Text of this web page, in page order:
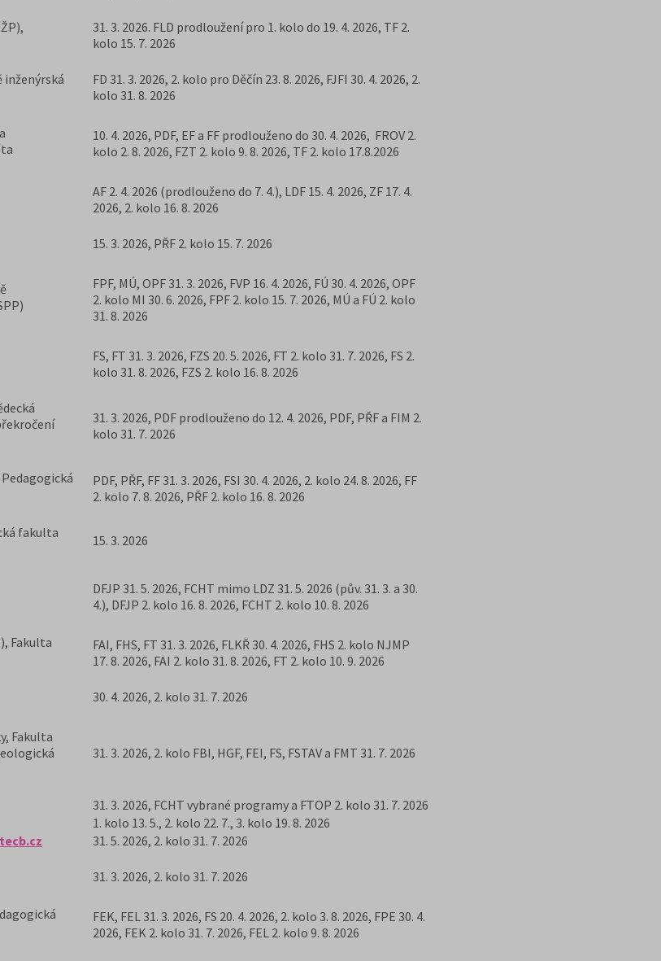
31. 3. 2026. FLD prodloužení pro 1. kolo do 19. 4. 2026, TF 2.
kolo 15. 7. 2026
inženýrská
FD 31. 3. 2026, 2. kolo pro Děčín 23. 8. 2026, FJFI 30. 4. 2026, 2.
kolo 31. 8. 2026
10. 4. 2026, PDF, EF a FF prodlouženo do 30. 4. 2026, FROV 2.
kolo 2. 8. 2026, FZT 2. kolo 9. 8. 2026, TF 2. kolo 17.8.2026
AF 2. 4. 2026 (prodlouženo do 7. 4.), LDF 15. 4. 2026, ZF 17. 4.
2026, 2. kolo 16. 8. 2026
15. 3. 2026, PŘF 2. kolo 15. 7. 2026
FPF, MÚ, OPF 31. 3. 2026, FVP 16. 4. 2026, FÚ 30. 4. 2026, OPF
2. kolo MI 30. 6. 2026, FPF 2. kolo 15. 7. 2026, MÚ a FÚ 2. kolo
31. 8. 2026
FS, FT 31. 3. 2026, FZS 20. 5. 2026, FT 2. kolo 31. 7. 2026, FS 2.
kolo 31. 8. 2026, FZS 2. kolo 16. 8. 2026
31. 3. 2026, PDF prodlouženo do 12. 4. 2026, PDF, PŘF a FIM 2.
kolo 31. 7. 2026
PDF, PŘF, FF 31. 3. 2026, FSI 30. 4. 2026, 2. kolo 24. 8. 2026, FF
2. kolo 7. 8. 2026, PŘF 2. kolo 16. 8. 2026
fakulta
15. 3. 2026
DFJP 31. 5. 2026, FCHT mimo LDZ 31. 5. 2026 (pův. 31. 3. a 30.
4.), DFJP 2. kolo 16. 8. 2026, FCHT 2. kolo 10. 8. 2026
Fakulta
FAI, FHS, FT 31. 3. 2026, FLKŘ 30. 4. 2026, FHS 2. kolo NJMP
17. 8. 2026, FAI 2. kolo 31. 8. 2026, FT 2. kolo 10. 9. 2026
30. 4. 2026, 2. kolo 31. 7. 2026
Fakulta
31. 3. 2026, 2. kolo FBI, HGF, FEI, FS, FSTAV a FMT 31. 7. 2026
31. 3. 2026, FCHT vybrané programy a FTOP 2. kolo 31. 7. 2026
1. kolo 13. 5., 2. kolo 22. 7., 3. kolo 19. 8. 2026
31. 5. 2026, 2. kolo 31. 7. 2026
31. 3. 2026, 2. kolo 31. 7. 2026
FEK, FEL 31. 3. 2026, FS 20. 4. 2026, 2. kolo 3. 8. 2026, FPE 30. 4.
2026, FEK 2. kolo 31. 7. 2026, FEL 2. kolo 9. 8. 2026